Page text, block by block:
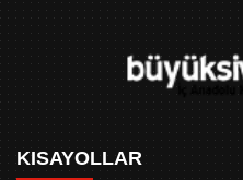
KISAYOLLAR